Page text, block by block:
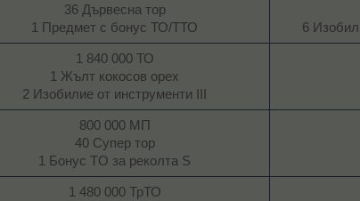
36 Дървесна тор
1 Предмет с бонус ТО/ТТО​
6
1 840 000 ТО
1 Жълт кокосов орех
2 Изобилие от инструменти III​
800 000 МП
40 Супер тор
1 Бонус TO за реколта S​
1 480 000 ТрТО